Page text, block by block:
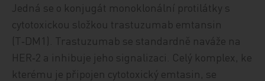
Jedná se o konjugát monoklonální protilátky s
cytotoxickou složkou trastuzumab emtansin
(T‑DM1). Trastuzumab se standardně naváže na
HER‑2 a inhibuje jeho signalizaci. Celý komplex, ke
kterému je připojen cytotoxický emtasin, se